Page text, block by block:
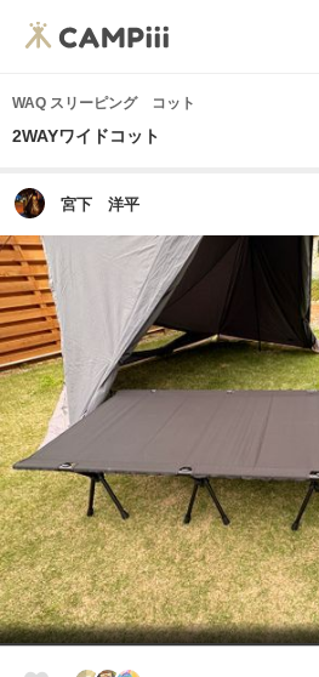
WAQ スリーピング コット
2WAYワイドコット
宮下 洋平